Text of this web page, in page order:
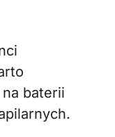
baterii